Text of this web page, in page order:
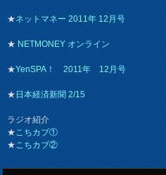
★ネットマネー 2011年 12月号
★NETMONEY オンライン
★YenSPA！ 2011年 12月号
★日本経済新聞 2/15
ラジオ紹介
★こちカブ①
★こちカブ②